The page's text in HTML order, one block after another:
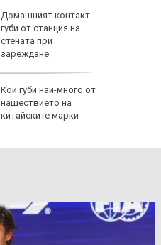
Домашният контакт
губи от станция на
стената при
зареждане
Кой губи най-много от
нашествието на
китайските марки